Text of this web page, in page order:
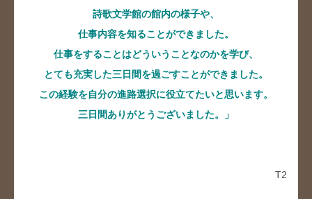
詩歌文学館の館内の様子や、
仕事内容を知ることができました。
仕事をすることはどういうことなのかを学び、
とても充実した三日間を過ごすことができました。
この経験を自分の進路選択に役立てたいと思います。
三日間ありがとうございました。」
T2